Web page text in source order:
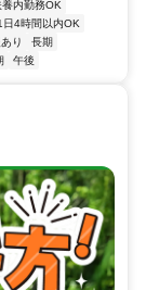
養内勤務OK
日4時間以内OK
り
長期
午後